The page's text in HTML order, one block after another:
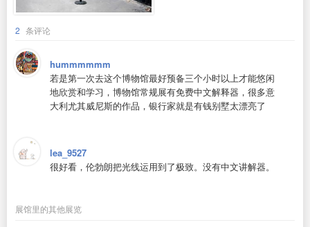
2 条评论
hummmmmm
若是第一次去这个博物馆最好预备三个小时以上才能悠闲
地欣赏和学习，博物馆常规展有免费中文解释器，很多意
大利尤其威尼斯的作品，银行家就是有钱别墅太漂亮了
lea_9527
很好看，伦勃朗把光线运用到了极致。没有中文讲解器。
展馆里的其他展览